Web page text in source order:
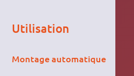
Utilisation
Montage automatique